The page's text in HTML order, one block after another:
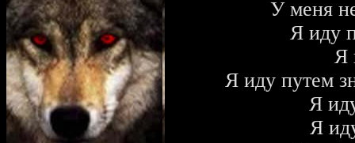
У меня
Я иду
Я
Я иду путем
Я
Я